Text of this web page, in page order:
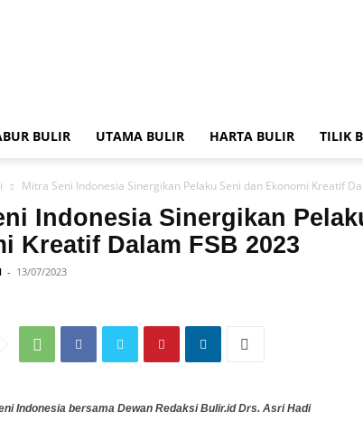
Akal
BULIR UTAMA BULIR HARTA BULIR TILIK
Mitra Seni Indonesia Sinergikan Pelaku Seni dan Ekonomi Kreatif
Indonesia Sinergikan
Kreatif Dalam FSB 2023
- 13/07/2023
Indonesia bersama Dewan Redaksi Bulir.id Drs. Asri Hadi